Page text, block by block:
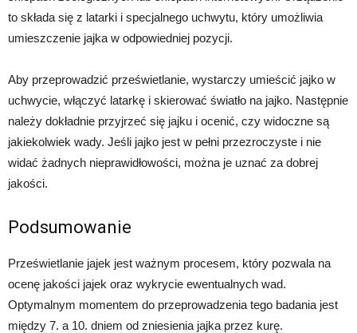
to składa się z latarki i specjalnego uchwytu, który umożliwia
umieszczenie jajka w odpowiedniej pozycji.
Aby przeprowadzić prześwietlanie, wystarczy umieścić jajko w
uchwycie, włączyć latarkę i skierować światło na jajko. Następnie
należy dokładnie przyjrzeć się jajku i ocenić, czy widoczne są
jakiekolwiek wady. Jeśli jajko jest w pełni przezroczyste i nie
widać żadnych nieprawidłowości, można je uznać za dobrej
jakości.
Podsumowanie
Prześwietlanie jajek jest ważnym procesem, który pozwala na
ocenę jakości jajek oraz wykrycie ewentualnych wad.
Optymalnym momentem do przeprowadzenia tego badania jest
między 7. a 10. dniem od zniesienia jajka przez kurę.